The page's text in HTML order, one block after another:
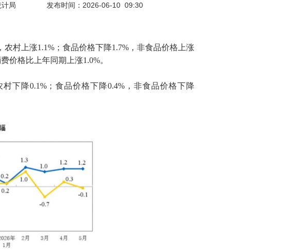
局 发布时间：2026-06-10 09:30
，农村上涨1.1% ；食品价格下降1.7% ，非食品价格上涨
价格比上年同期上涨1.0%。
村下降0.1% ；食品价格下降0.4% ，非食品价格下降